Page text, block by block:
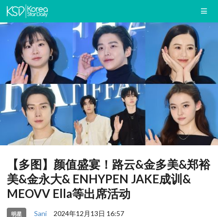
【多图】颜值盛宴！路云&金多美&郑裕
美&金永大& ENHYPEN JAKE成训&
MEOVV Ella等出席活动
明星 Sani 2024年12月13日 16:57